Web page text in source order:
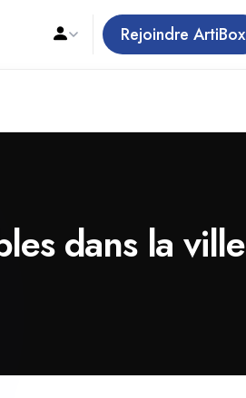
Rejoindre ArtiBox
dans la ville